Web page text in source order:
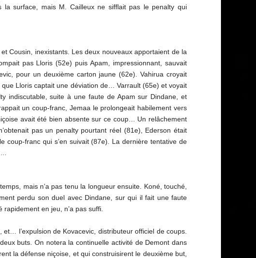
la surface, mais M. Cailleux ne sifflait pas le penalty qui
Cousin, inexistants. Les deux nouveaux apportaient de la
pas Lloris (52e) puis Apam, impressionnant, sauvait
pour un deuxième carton jaune (62e). Vahirua croyait
Lloris captait une déviation de… Varrault (65e) et voyait
indiscutable, suite à une faute de Apam sur Dindane, et
un coup-franc, Jemaa le prolongeait habilement vers
avait été bien absente sur ce coup… Un relâchement
pas un penalty pourtant réel (81e), Ederson était
franc qui s’en suivait (87e). La dernière tentative de
mais n’a pas tenu la longueur ensuite. Koné, touché,
perdu son duel avec Dindane, sur qui il fait une faute
en jeu, n’a pas suffi.
l’expulsion de Kovacevic, distributeur officiel de coups.
buts. On notera la continuelle activité de Demont dans
la défense niçoise, et qui construisirent le deuxième but,